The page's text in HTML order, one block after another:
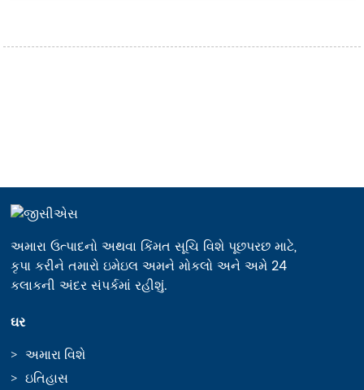
અમારા ઉત્પાદનો અથવા કિંમત સૂચિ વિશે પૂછપરછ માટે,
કૃપા કરીને તમારો ઇમેઇલ અમને મોકલો અને અમે 24
કલાકની અંદર સંપર્કમાં રહીશું.
ઘર
અમારા વિશે
ઇતિહાસ